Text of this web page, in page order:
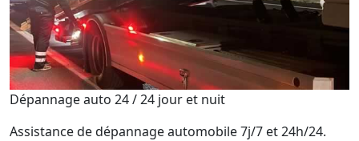
Dépannage auto 24 / 24 jour et nuit
Assistance de dépannage automobile 7j/7 et 24h/24.